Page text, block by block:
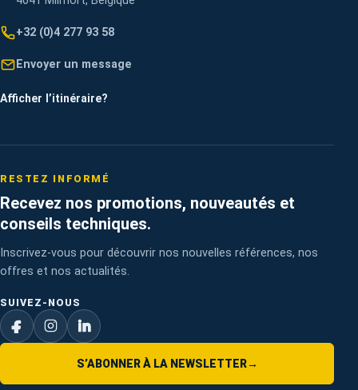
+32 (0)4 277 93 58
Envoyer un message
Afficher l’itinéraire?
RESTEZ INFORMÉ
Recevez nos promotions, nouveautés et
conseils techniques.
Inscrivez-vous pour découvrir nos nouvelles références, nos
offres et nos actualités.
SUIVEZ-NOUS
S’ABONNER À LA NEWSLETTER→